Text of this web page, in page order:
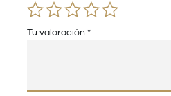
Tu valoración *